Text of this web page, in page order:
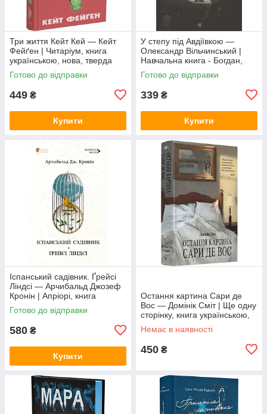
Три життя Кейт Кей — Кейт
Фейґен | Читаріум, книга
українською, нова, тверда
Готово до відправки
449 ₴
Купити
У степу під Авдіївкою —
Олександр Вільчинський |
Навчальна книга - Богдан,
книга українською, нова,
тверда
Готово до відправки
339 ₴
Купити
Іспанський садівник. Ґрейсі
Ліндсі — Арчибальд Джозеф
Кронін | Апріорі, книга
українською, нова, тверда
Готово до відправки
580 ₴
Купити
Остання картина Сари де
Вос — Домінік Сміт | Ще одну
сторінку, книга українською,
нова, тверда
Немає в наявності
450 ₴